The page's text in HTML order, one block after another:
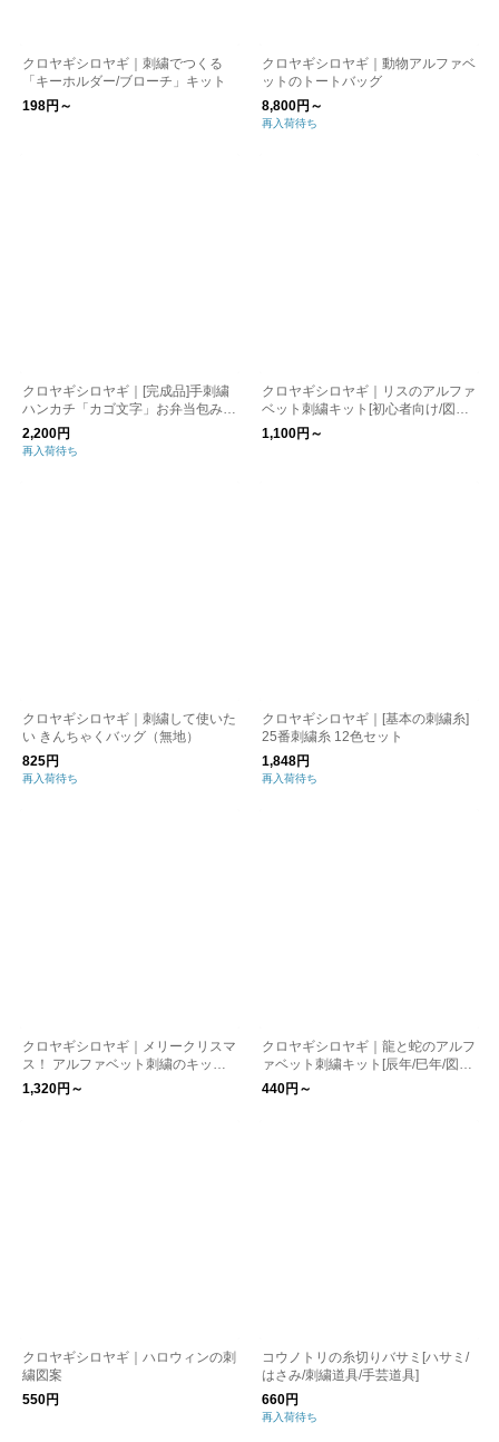
クロヤギシロヤギ｜刺繍でつくる
「キーホルダー/ブローチ」キット
198円～
クロヤギシロヤギ｜動物アルファベ
ットのトートバッグ
8,800円～
再入荷待ち
クロヤギシロヤギ｜[完成品]手刺繍
ハンカチ「カゴ文字」お弁当包みに
も
2,200円
再入荷待ち
クロヤギシロヤギ｜リスのアルファ
ベット刺繍キット[初心者向け/図案
付/りす]
1,100円～
クロヤギシロヤギ｜刺繍して使いた
い きんちゃくバッグ（無地）
825円
再入荷待ち
クロヤギシロヤギ｜[基本の刺繍糸]
25番刺繍糸 12色セット
1,848円
再入荷待ち
クロヤギシロヤギ｜メリークリスマ
ス！ アルファベット刺繍のキット
[初心者でも楽しい/図案付]
1,320円～
クロヤギシロヤギ｜龍と蛇のアルフ
ァベット刺繍キット[辰年/巳年/図案
付/お正月]
440円～
クロヤギシロヤギ｜ハロウィンの刺
繍図案
550円
コウノトリの糸切りバサミ[ハサミ/
はさみ/刺繍道具/手芸道具]
660円
再入荷待ち